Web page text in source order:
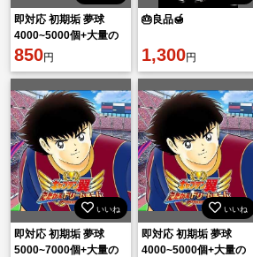
即対応 初期垢 夢球
4000~5000個+大量の
リソース！
850円
🎂良品🍯
1,300円
いいね
即対応 初期垢 夢球
5000~7000個+大量の
いいね
即対応 初期垢 夢球
4000~5000個+大量の